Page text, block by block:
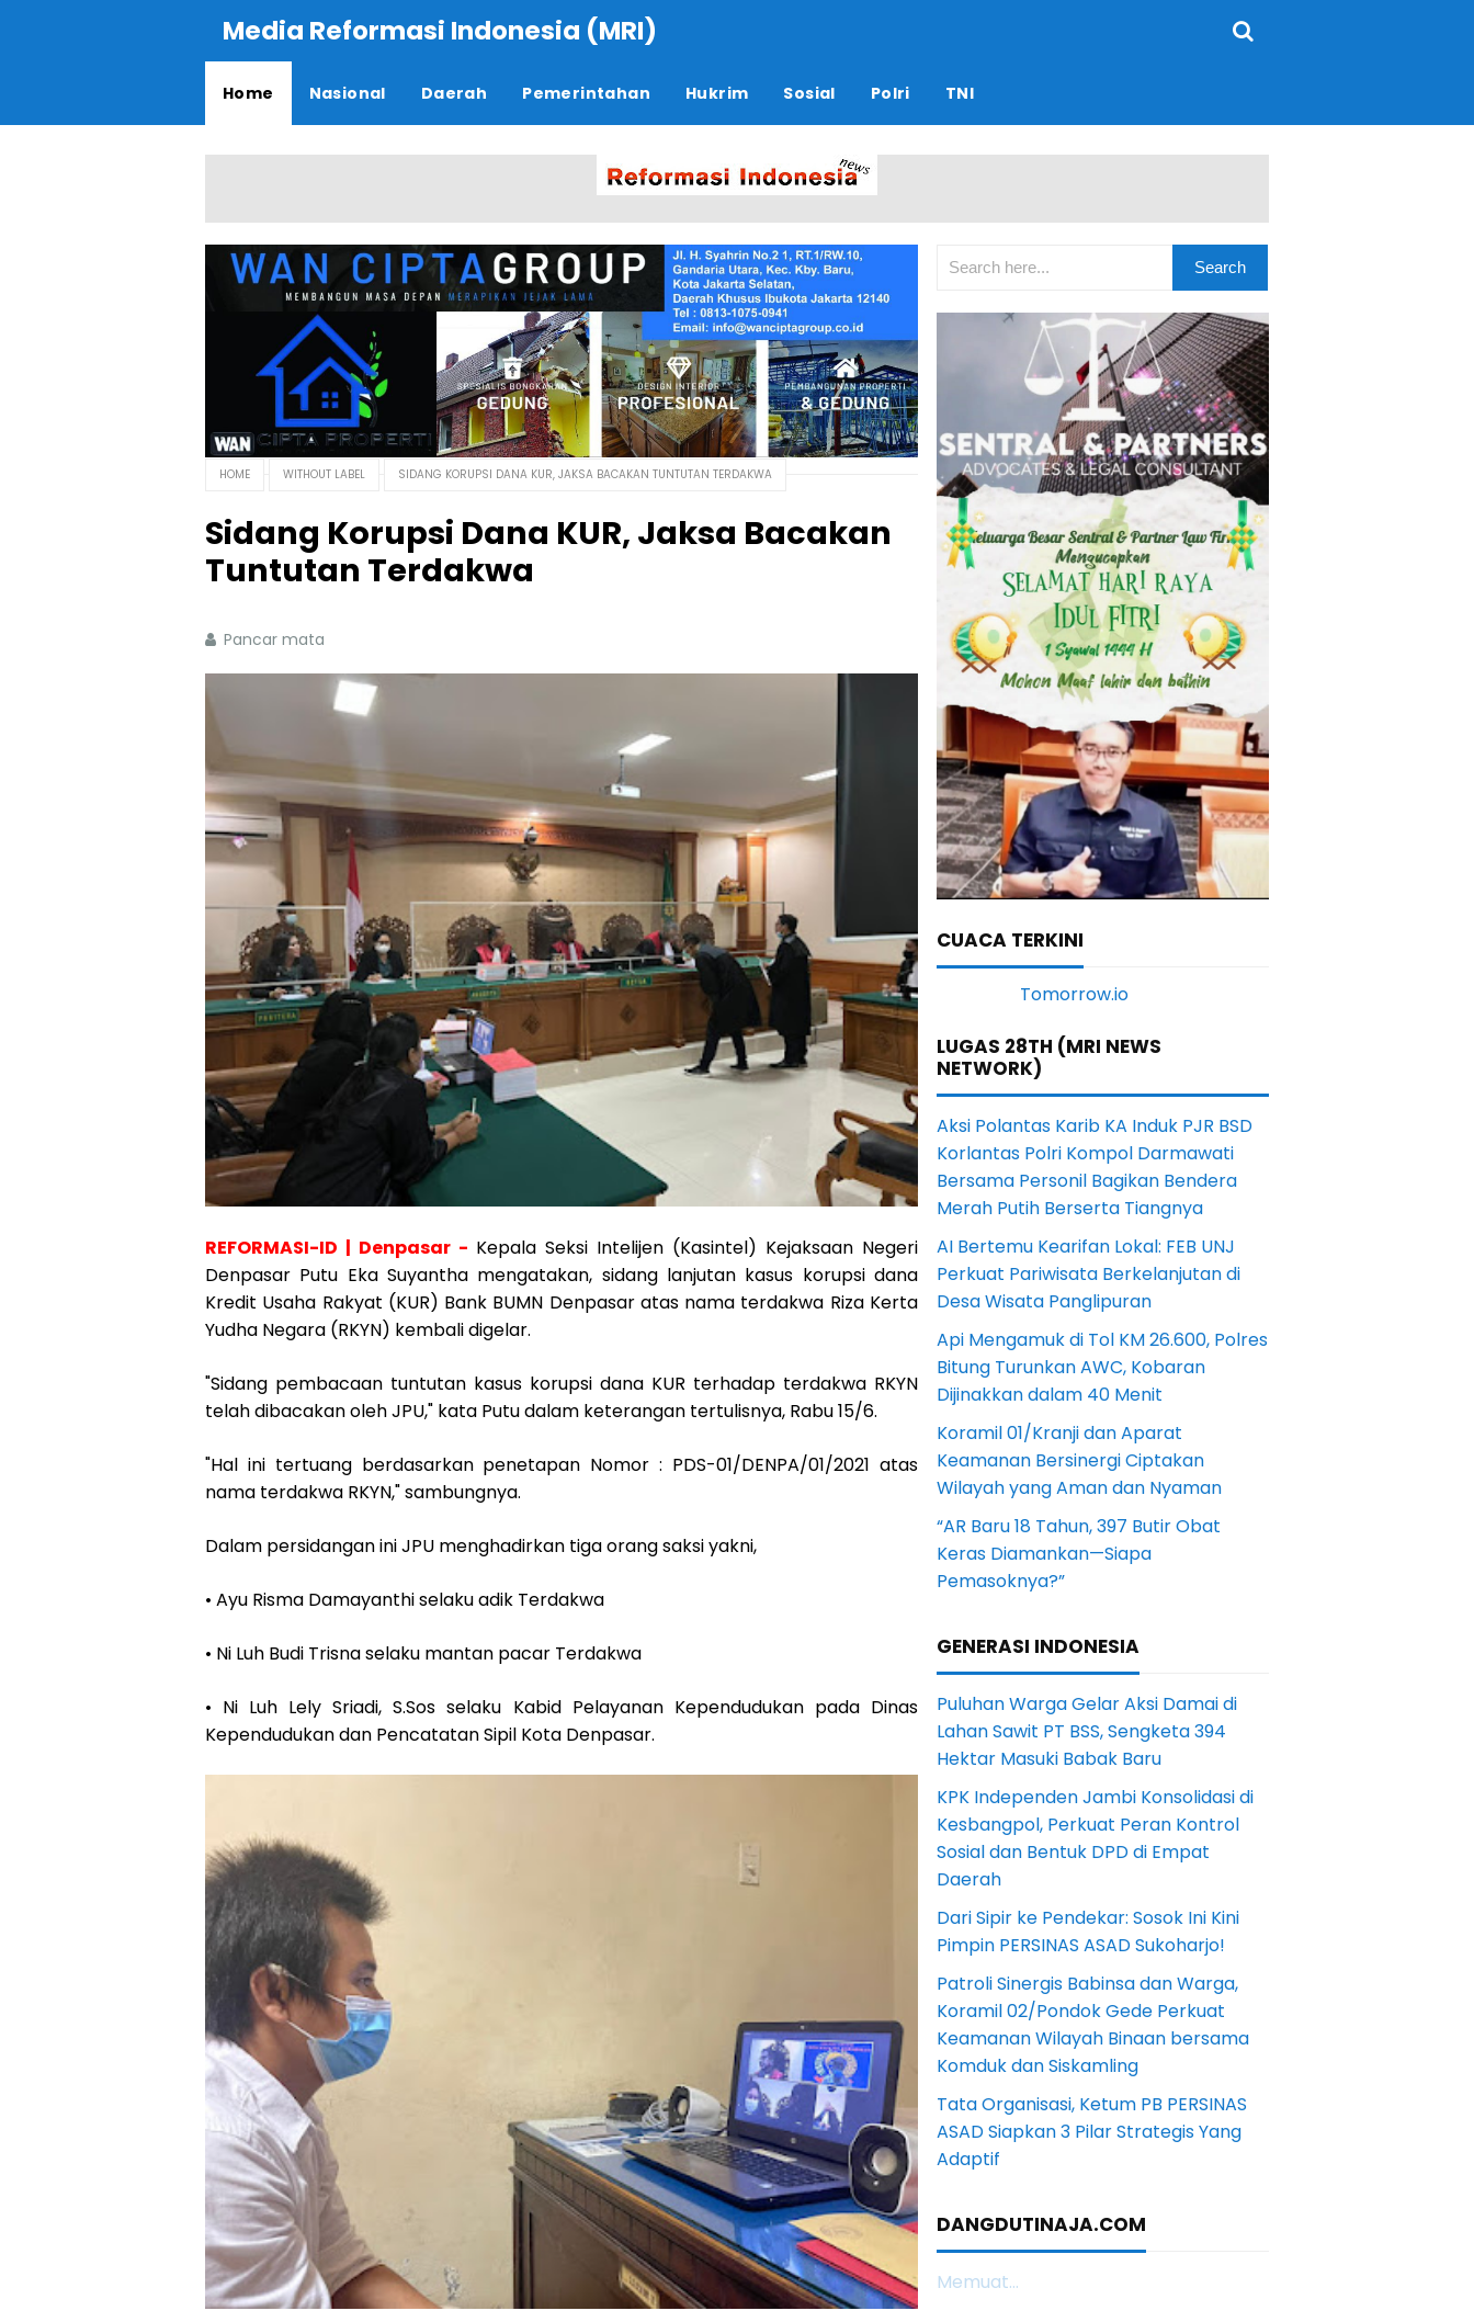
Media Reformasi Indonesia (MRI)
Home Nasional Daerah Pemerintahan Hukrim Sosial Polri TNI
HOME WITHOUT LABEL SIDANG KORUPSI DANA KUR, JAKSA BACAKAN TUNTUTAN TERDAKWA
Sidang Korupsi Dana KUR, Jaksa Bacakan
Tuntutan Terdakwa
Pancar mata
REFORMASI-ID | Denpasar - Kepala Seksi Intelijen (Kasintel) Kejaksaan Negeri
Denpasar Putu Eka Suyantha mengatakan, sidang lanjutan kasus korupsi dana
Kredit Usaha Rakyat (KUR) Bank BUMN Denpasar atas nama terdakwa Riza Kerta
Yudha Negara (RKYN) kembali digelar.
"Sidang pembacaan tuntutan kasus korupsi dana KUR terhadap terdakwa RKYN
telah dibacakan oleh JPU," kata Putu dalam keterangan tertulisnya, Rabu 15/6.
"Hal ini tertuang berdasarkan penetapan Nomor : PDS-01/DENPA/01/2021 atas
nama terdakwa RKYN," sambungnya.
Dalam persidangan ini JPU menghadirkan tiga orang saksi yakni,
• Ayu Risma Damayanthi selaku adik Terdakwa
• Ni Luh Budi Trisna selaku mantan pacar Terdakwa
• Ni Luh Lely Sriadi, S.Sos selaku Kabid Pelayanan Kependudukan pada Dinas
Kependudukan dan Pencatatan Sipil Kota Denpasar.
CUACA TERKINI
LUGAS 28TH (MRI NEWS
NETWORK)
Aksi Polantas Karib KA Induk PJR BSD
Korlantas Polri Kompol Darmawati
Bersama Personil Bagikan Bendera
Merah Putih Berserta Tiangnya
AI Bertemu Kearifan Lokal: FEB UNJ
Perkuat Pariwisata Berkelanjutan di
Desa Wisata Panglipuran
Api Mengamuk di Tol KM 26.600, Polres
Bitung Turunkan AWC, Kobaran
Dijinakkan dalam 40 Menit
Koramil 01/Kranji dan Aparat
Keamanan Bersinergi Ciptakan
Wilayah yang Aman dan Nyaman
“AR Baru 18 Tahun, 397 Butir Obat
Keras Diamankan—Siapa
Pemasoknya?”
GENERASI INDONESIA
Puluhan Warga Gelar Aksi Damai di
Lahan Sawit PT BSS, Sengketa 394
Hektar Masuki Babak Baru
KPK Independen Jambi Konsolidasi di
Kesbangpol, Perkuat Peran Kontrol
Sosial dan Bentuk DPD di Empat
Daerah
Dari Sipir ke Pendekar: Sosok Ini Kini
Pimpin PERSINAS ASAD Sukoharjo!
Patroli Sinergis Babinsa dan Warga,
Koramil 02/Pondok Gede Perkuat
Keamanan Wilayah Binaan bersama
Komduk dan Siskamling
Tata Organisasi, Ketum PB PERSINAS
ASAD Siapkan 3 Pilar Strategis Yang
Adaptif
DANGDUTINAJA.COM
Memuat...